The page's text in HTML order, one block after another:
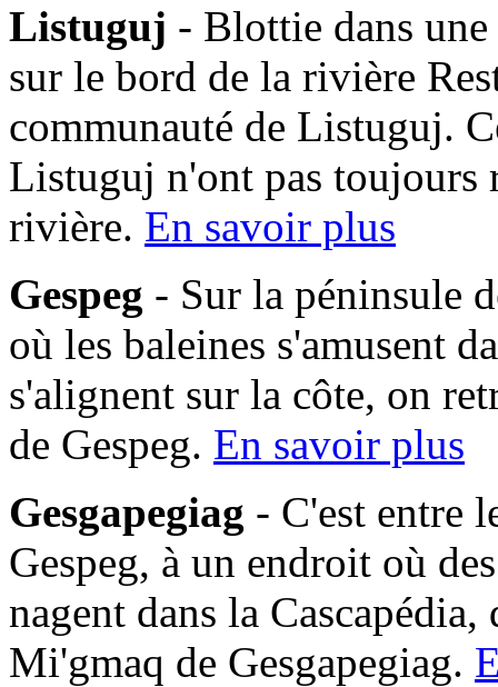
Listuguj - Blottie dans une
sur le bord de la rivière
communauté de Listuguj.
Listuguj n'ont pas toujours
rivière. En savoir plus
Gespeg - Sur la péninsule
où les baleines s'amusent
s'alignent sur la côte, on
de Gespeg. En savoir plus
Gesgapegiag - C'est entre
Gespeg, à un endroit où
nagent dans la
Mi'gmaq de Gesgapegiag.